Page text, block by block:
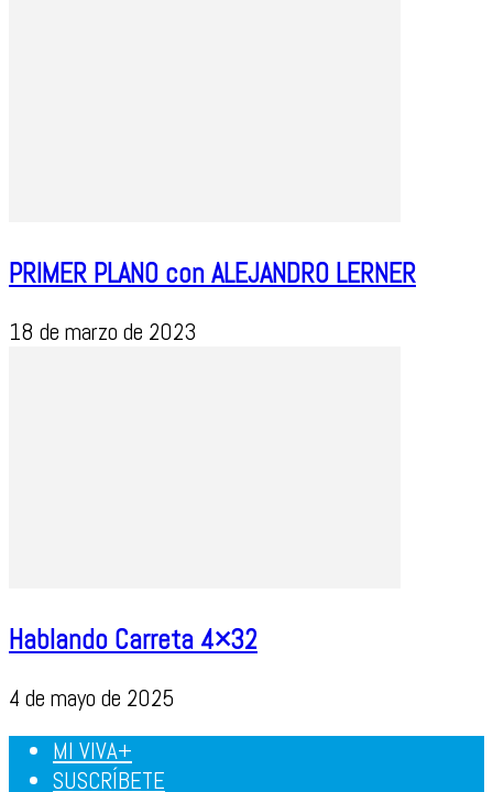
PRIMER PLANO con ALEJANDRO LERNER
18 de marzo de 2023
Hablando Carreta 4×32
4 de mayo de 2025
MI VIVA+
SUSCRÍBETE